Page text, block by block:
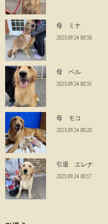
母 ミナ
2023.09.24 00:38
母 ベル
2023.09.24 00:35
母 モコ
2023.09.24 00:20
引退 エレナ
2023.09.24 00:17